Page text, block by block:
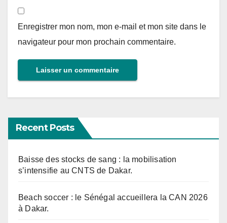
Enregistrer mon nom, mon e-mail et mon site dans le
navigateur pour mon prochain commentaire.
Recent Posts
Baisse des stocks de sang : la mobilisation
s’intensifie au CNTS de Dakar.
Beach soccer : le Sénégal accueillera la CAN 2026
à Dakar.